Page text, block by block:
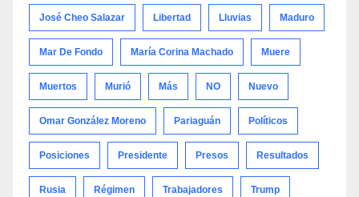
José Cheo Salazar Libertad Lluvias Maduro
Mar De Fondo María Corina Machado Muere
Muertos Murió Más NO Nuevo
Omar González Moreno Pariaguán Políticos
Posiciones Presidente Presos Resultados
Rusia Régimen Trabajadores Trump